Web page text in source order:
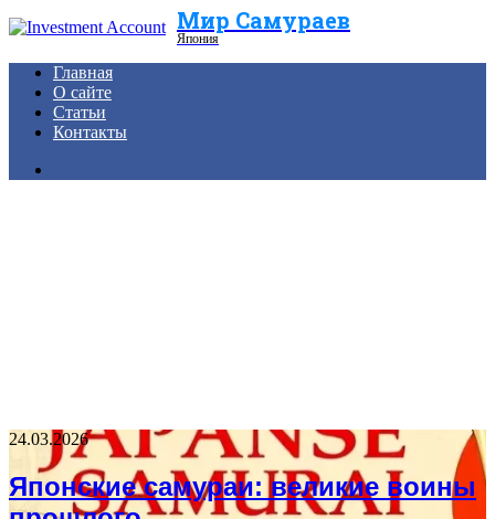
Menu Мир Самураев
Япония
Главная
О сайте
Статьи
Контакты
24.03.2026
Японские самураи: великие воины